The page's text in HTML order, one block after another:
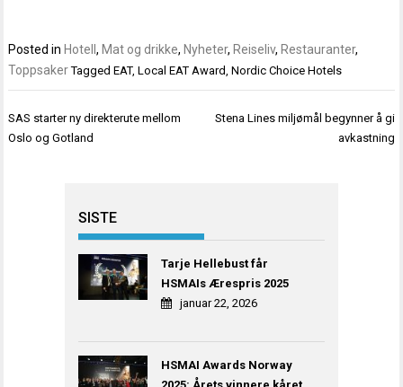
Posted in Hotell, Mat og drikke, Nyheter, Reiseliv, Restauranter,
Toppsaker TaggedEAT,Local EAT Award,Nordic Choice Hotels
Innleggsnavigasjon
SAS starter ny direkterute mellom
Oslo og Gotland
Stena Lines miljømål begynner å gi
avkastning
SISTE
Tarje Hellebust får
HSMAIs Ærespris 2025
januar 22, 2026
HSMAI Awards Norway